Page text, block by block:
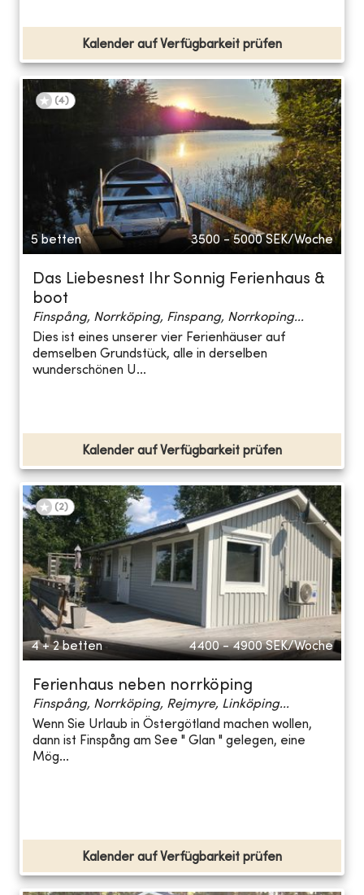
Kalender auf Verfügbarkeit prüfen
(4)
5 betten 3500 - 5000 SEK/Woche
Das Liebesnest Ihr Sonnig Ferienhaus &
boot
Finspång, Norrköping, Finspang, Norrkoping...
Dies ist eines unserer vier Ferienhäuser auf
demselben Grundstück, alle in derselben
wunderschönen U...
Kalender auf Verfügbarkeit prüfen
(2)
4 + 2 betten 4400 - 4900 SEK/Woche
Ferienhaus neben norrköping
Finspång, Norrköping, Rejmyre, Linköping...
Wenn Sie Urlaub in Östergötland machen wollen,
dann ist Finspång am See " Glan " gelegen, eine
Mög...
Kalender auf Verfügbarkeit prüfen